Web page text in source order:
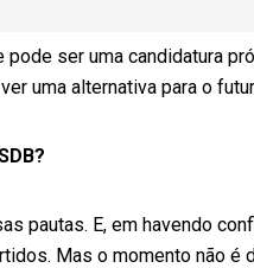
ser uma candidatura
uma alternativa para o
pautas. E, em havendo
Mas o momento não é